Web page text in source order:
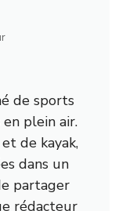
de sports
plein air.
de kayak,
dans un
partager
rédacteur